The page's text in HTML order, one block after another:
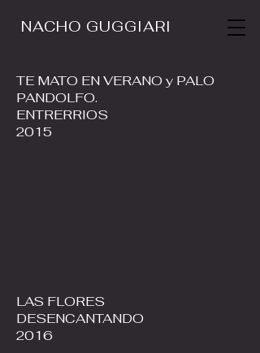
NACHO GUGGIARI
TE MATO EN VERANO y PALO
PANDOLFO.
ENTRERRIOS
2015
LAS FLORES
DESENCANTANDO
2016